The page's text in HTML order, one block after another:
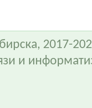
2017-
и